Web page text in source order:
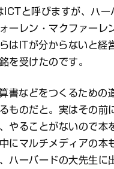
と呼びますが、ハー
ーレン・マクファーレ
はITが分からないと経
を受けたのです。
書などをつくるための
ものだと。実はその前
やることがないので
にマルチメディアの本
ハーバードの大先生に